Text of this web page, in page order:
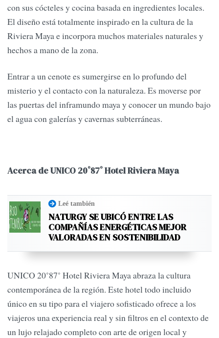
con sus cócteles y cocina basada en ingredientes locales.
El diseño está totalmente inspirado en la cultura de la
Riviera Maya e incorpora muchos materiales naturales y
hechos a mano de la zona.
Entrar a un cenote es sumergirse en lo profundo del
misterio y el contacto con la naturaleza. Es moverse por
las puertas del inframundo maya y conocer un mundo bajo
el agua con galerías y cavernas subterráneas.
Acerca de UNICO 20˚87˚ Hotel Riviera Maya
Leé también
NATURGY SE UBICÓ ENTRE LAS
COMPAÑÍAS ENERGÉTICAS MEJOR
VALORADAS EN SOSTENIBILIDAD
UNICO 20˚87˚ Hotel Riviera Maya abraza la cultura
contemporánea de la región. Este hotel todo incluido
único en su tipo para el viajero sofisticado ofrece a los
viajeros una experiencia real y sin filtros en el contexto de
un lujo relajado completo con arte de origen local y